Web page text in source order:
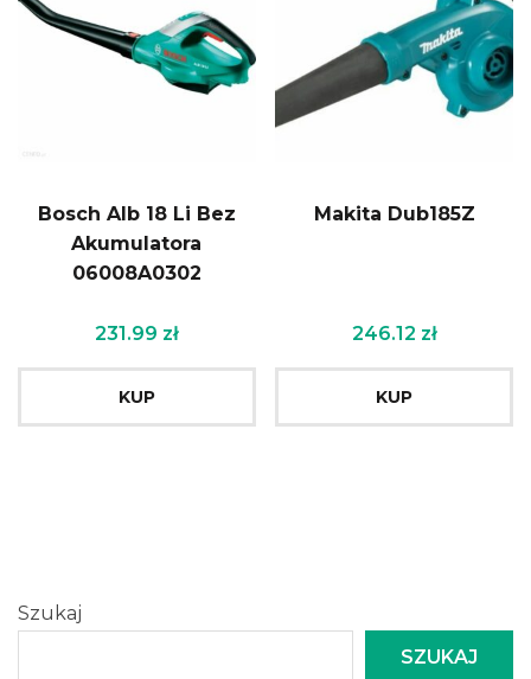
Bosch Alb 18 Li Bez
Akumulatora
06008A0302
231.99 zł
KUP
Makita Dub185Z
246.12 zł
KUP
Szukaj
SZUKAJ